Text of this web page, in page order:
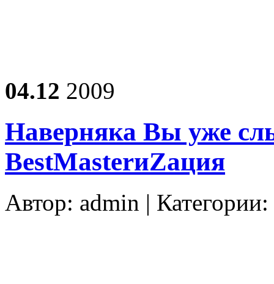
04.12 2009
Наверняка Вы уже
BestMasterиZация
Автор: admin | Категории: